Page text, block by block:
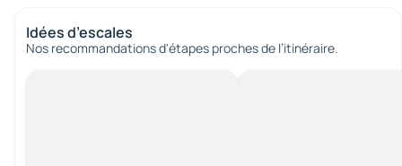
Idées d’escales
Nos recommandations d'étapes proches de l’itinéraire.